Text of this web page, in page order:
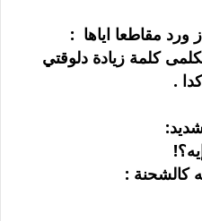
ورد مقاطعا اياها :
كلمة زيادة دلوقتي
.
كالشحنة :